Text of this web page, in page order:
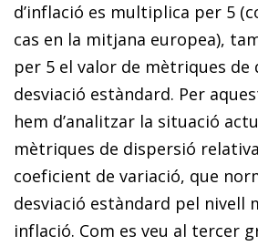
d’inflació es multiplica per 5
cas en la mitjana europea),
per 5 el valor de mètriques de
desviació estàndard. Per
hem d’a­­na­­lit­­zar la situació
mètriques de dispersió
coeficient de variació, que
desviació es­­tàndard pel nivell
inflació. Com es veu al tercer